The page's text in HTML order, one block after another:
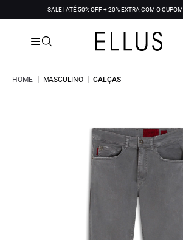
SALE | ATÉ 50% OFF + 20% EXTRA COM O CUPOM
HOME | MASCULINO | CALÇAS